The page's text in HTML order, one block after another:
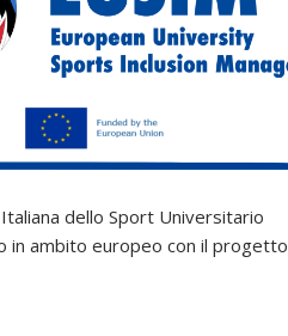
dello Sport Universitario
in ambito europeo con il progetto